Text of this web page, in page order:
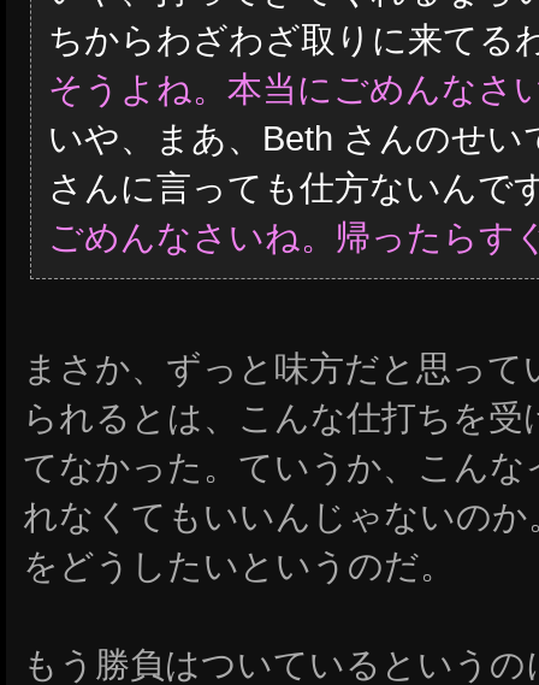
ちからわざわざ取りに来てる
そうよね。本当にごめんなさ
いや、まあ、Beth さんのせ
さんに言っても仕方ないんで
ごめんなさいね。帰ったらす
まさか、ずっと味方だと思っ
られるとは、こんな仕打ちを
てなかった。ていうか、こん
れなくてもいいんじゃないの
をどうしたいというのだ。
もう勝負はついているという